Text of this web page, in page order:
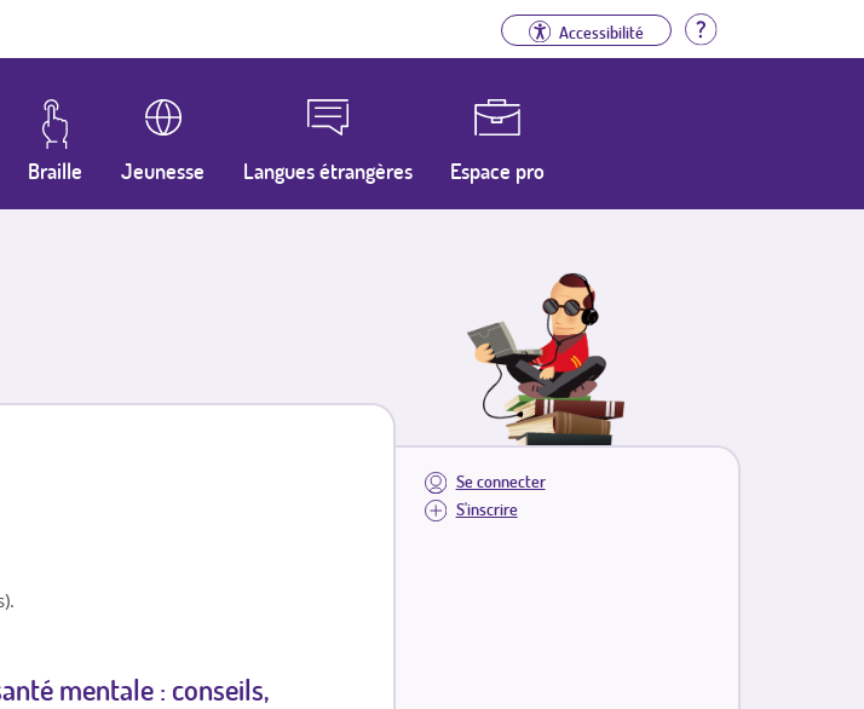
Accessibilité Aide
Braille Jeunesse Langues étrangères Espace pro
Se connecter
S'inscrire
mentale : conseils,